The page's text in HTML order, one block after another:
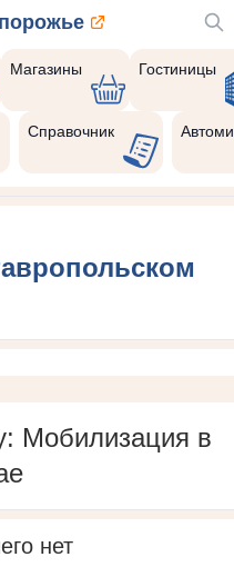
Магазины Гостиницы
Справочник
Мобилизация в
нет